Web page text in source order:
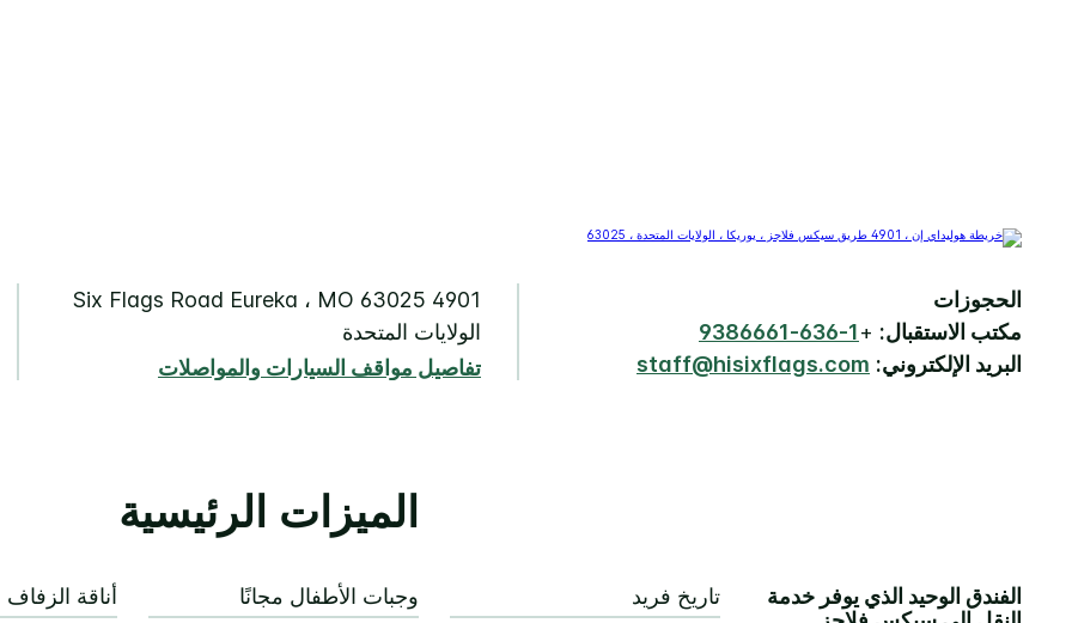
الحجوزات
مكتب الاستقبال: +
1-636-9386661
البريد الإلكتروني: staff@hisixflags.com
4901 Six Flags Road Eureka ، MO 63025
الولايات المتحدة
تفاصيل مواقف السيارات والمواصلات
الميزات الرئيسية
الفندق الوحيد الذي يوفر خدمة
تاريخ فريد وجبات الأطفال مجانًا أناقة الزفاف